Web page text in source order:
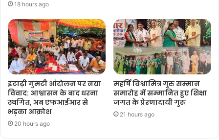
18 hours ago
इटाढ़ी गुमटी आंदोलन पर नया
विवाद: आश्वासन के बाद धरना
स्थगित, अब एफआईआर से
भड़का आक्रोश
20 hours ago
महर्षि विश्वामित्र गुरु सम्मान
समारोह में सम्मानित हुए शिक्षा
जगत के प्रेरणादायी गुरु
21 hours ago